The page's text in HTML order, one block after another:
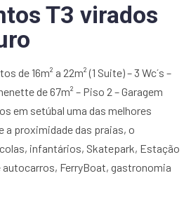
T3 virados
de 16m² a 22m² (1 Suite) – 3 Wc´s –
de 67m² – Piso 2 – Garagem
em setúbal uma das melhores
a proximidade das praias, o
infantários, Skatepark, Estação
FerryBoat, gastronomia